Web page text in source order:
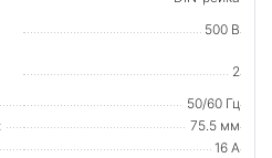
500 В
2
50/60 Гц
75.5 мм
16 А